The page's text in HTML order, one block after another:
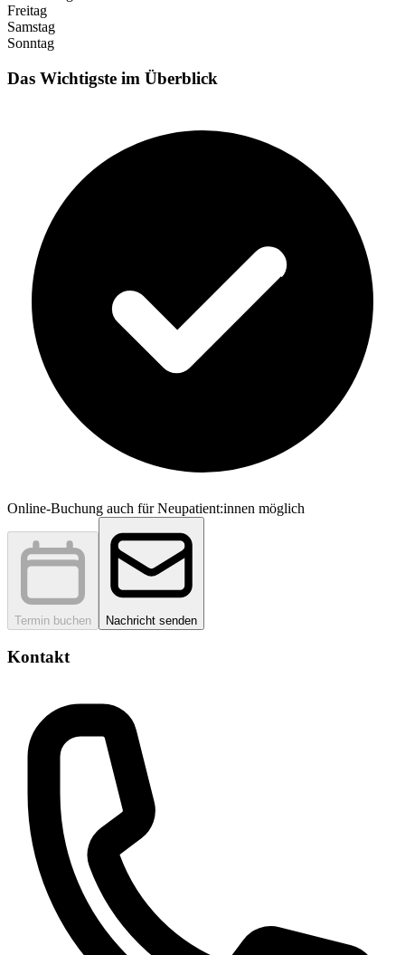
Freitag
Samstag
Sonntag
Das Wichtigste im Überblick
Online-Buchung auch für Neupatient:innen möglich
Termin buchen Nachricht senden
Kontakt